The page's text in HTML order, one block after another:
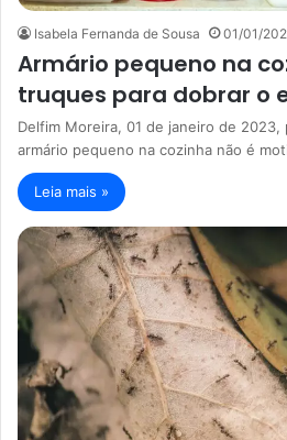
Isabela Fernanda de Sousa 01/01/
Armário pequeno na
truques para dobrar o
Delfim Moreira, 01 de janeiro de 2023,
armário pequeno na cozinha não é
Leia mais »